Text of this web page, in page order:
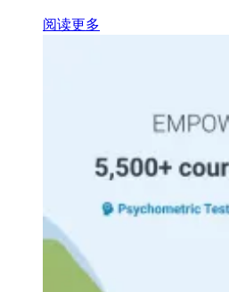
阅读更多